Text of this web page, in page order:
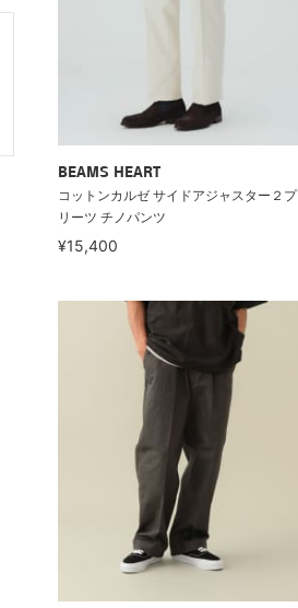
BEAMS HEART
コットンカルゼ サイドアジャスター２プ
リーツ チノパンツ
¥15,400